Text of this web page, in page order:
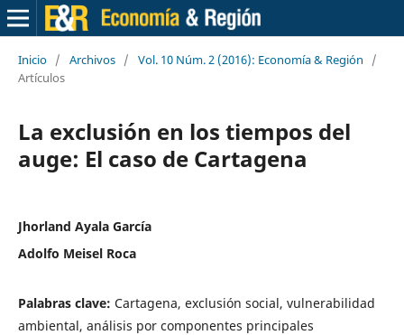
Inicio / Archivos / Vol. 10 Núm. 2 (2016): Economía & Región
/
Artículos
La exclusión en los tiempos del
auge: El caso de Cartagena
Jhorland Ayala García
Adolfo Meisel Roca
Palabras clave: Cartagena, exclusión social, vulnerabilidad
ambiental, análisis por componentes principales